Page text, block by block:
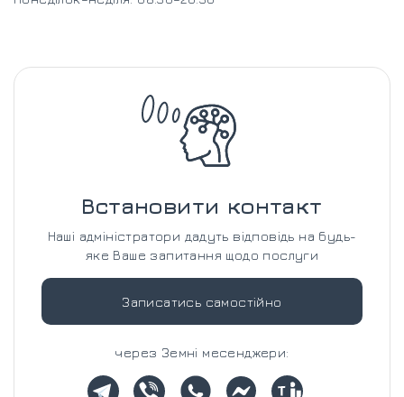
Встановити контакт
Наші адміністратори дадуть відповідь на будь-
яке Ваше запитання щодо послуги
Записатись самостійно
через Земні месенджери: